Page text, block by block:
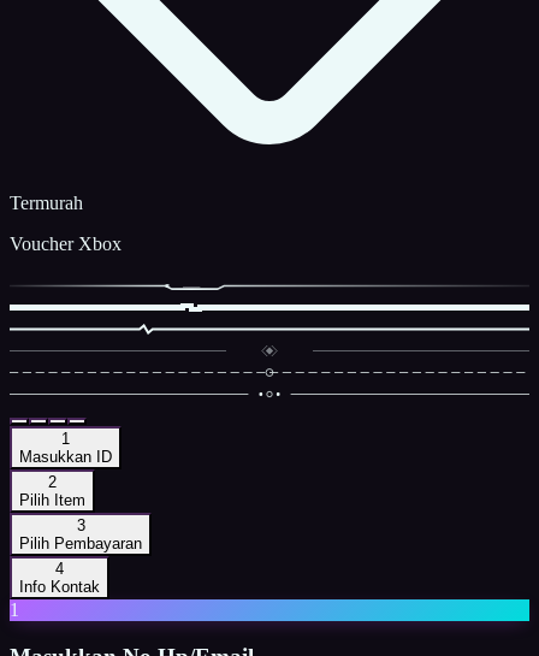
Termurah
Voucher Xbox
1
Masukkan ID
2
Pilih Item
3
Pilih Pembayaran
4
Info Kontak
1